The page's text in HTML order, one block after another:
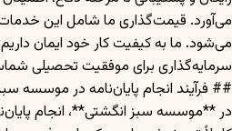
می‌آورد. قیمت‌گذاری ما شامل این
می‌شود. ما به کیفیت کار خود ایمان
سرمایه‌گذاری برای موفقیت تحصیلی
## فرآیند انجام پایان‌نامه در موسسه
در **موسسه سبز انگشتی**، انجام